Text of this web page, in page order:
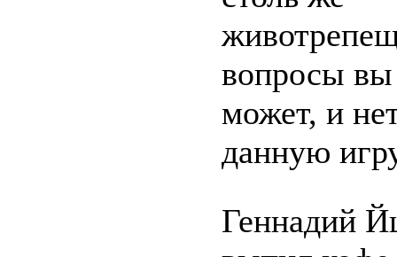
вопросы вы
может, и
данную
Геннадий